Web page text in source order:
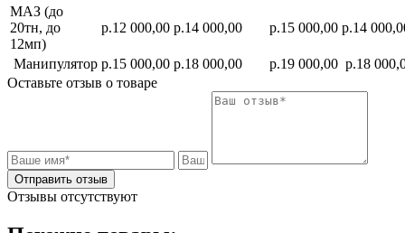
МАЗ (до
20тн, до
12мп)
р.12 000,00 р.14 000,00 р.15 000,00 р.14
Манипулятор р.15 000,00 р.18 000,00 р.19 000,00 р.18
Оставьте отзыв о товаре
Отправить отзыв
Отзывы отсутствуют